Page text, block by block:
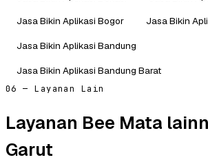
Jasa Bikin Aplikasi Bogor
Jasa Bikin
Jasa Bikin Aplikasi Bandung
Jasa Bikin Aplikasi Bandung Barat
06 — Layanan Lain
Layanan Bee Mata
Garut